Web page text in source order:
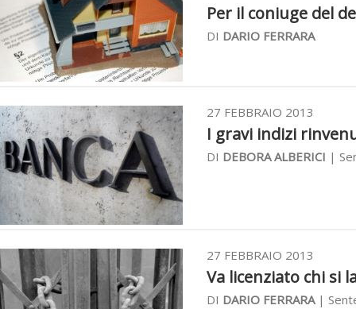
Per il coniuge del
DI DARIO FERRARA
27 FEBBRAIO 2013
I gravi indizi
DI DEBORA ALBERICI |
27 FEBBRAIO 2013
Va licenziato chi si
DI DARIO FERRARA|